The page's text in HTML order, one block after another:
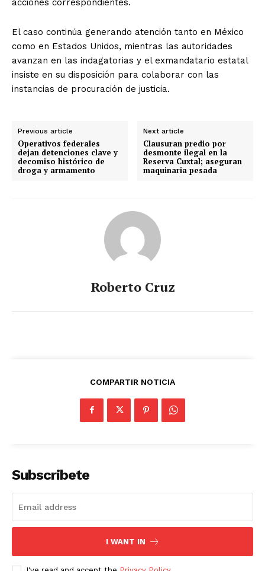
El caso continúa generando atención tanto en México
como en Estados Unidos, mientras las autoridades
avanzan en las indagatorias y el exmandatario estatal
insiste en su disposición para colaborar con las
instancias de procuración de justicia.
Previous article
Operativos federales
dejan detenciones clave y
decomiso histórico de
droga y armamento
Next article
Clausuran predio por
desmonte ilegal en la
Reserva Cuxtal; aseguran
maquinaria pesada
Roberto Cruz
COMPARTIR NOTICIA
Subscribete
I WANT IN